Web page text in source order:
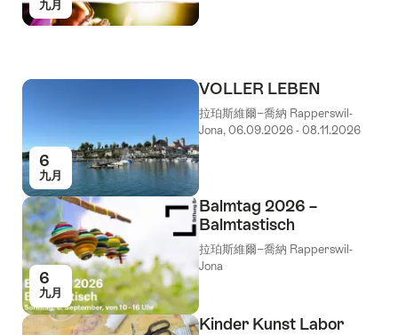
九月
6
九月
VOLLER LEBEN
拉珀斯維爾−喬納 Rapperswil-
Jona, 06.09.2026 - 08.11.2026
6
九月
Balmtag 2026 –
Balmtastisch
拉珀斯維爾−喬納 Rapperswil-
Jona
Kinder Kunst Labor